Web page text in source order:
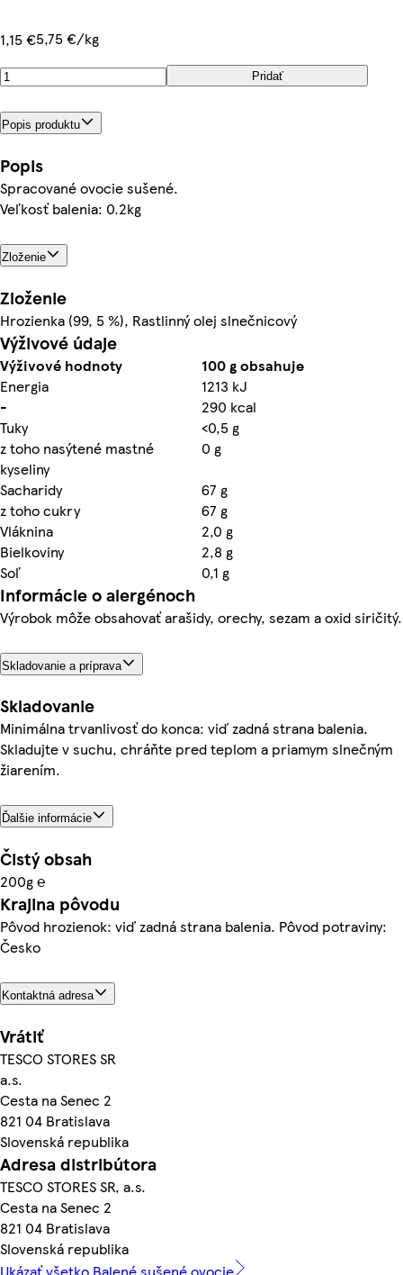
1,15 €5,75 €/kg
Pridať
Popis produktu
Popis
Spracované ovocie sušené.
Veľkosť balenia: 0.2kg
Zloženie
Zloženie
Hrozienka (99, 5 %), Rastlinný olej slnečnicový
Výživové údaje
Výživové hodnoty
100 g obsahuje
Energia
1213 kJ
-
290 kcal
Tuky
<0,5 g
z toho nasýtené mastné
kyseliny
0 g
Sacharidy
67 g
z toho cukry
67 g
Vláknina
2,0 g
Bielkoviny
2,8 g
Soľ
0,1 g
Informácie o alergénoch
Výrobok môže obsahovať arašidy, orechy, sezam a oxid siričitý.
Skladovanie a príprava
Skladovanie
Minimálna trvanlivosť do konca: viď zadná strana balenia.
Skladujte v suchu, chráňte pred teplom a priamym slnečným
žiarením.
Ďalšie informácie
Čistý obsah
200g ℮
Krajina pôvodu
Pôvod hrozienok: viď zadná strana balenia. Pôvod potraviny:
Česko
Kontaktná adresa
Vrátiť
TESCO STORES SR
a.s.
Cesta na Senec 2
821 04 Bratislava
Slovenská republika
Adresa distribútora
TESCO STORES SR, a.s.
Cesta na Senec 2
821 04 Bratislava
Slovenská republika